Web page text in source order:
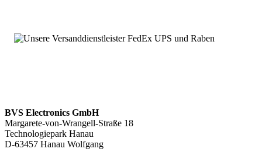
BVS Electronics GmbH
Margarete-von-Wrangell-Straße 18
Technologiepark Hanau
D-63457 Hanau Wolfgang